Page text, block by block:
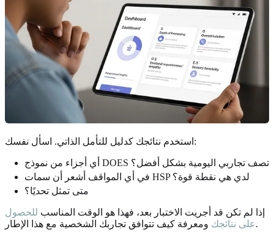
استخدم نتائجك كدليل للتأمل الذاتي. اسأل نفسك:
أي أجزاء من نموذج DOES تصف تجاربي اليومية بشكل أفضل؟
في أي المواقف أشعر أن سمات HSP لدي هي نقطة قوة؟
متى تمثل تحديًا؟
إذا لم تكن قد أجريت الاختبار بعد، فهذا هو الوقت المناسب للحصول
على نتائجكومعرفة كيف تتوافق تجاربك الشخصية مع هذا الإطار.